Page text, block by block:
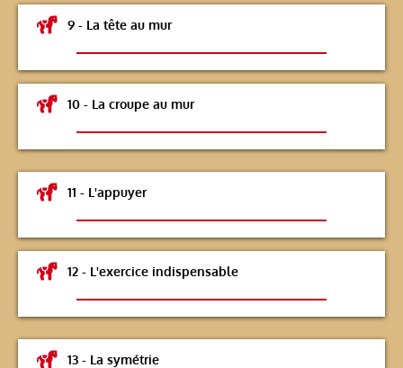
9 - La tête au mur
10 - La croupe au mur
11 - L'appuyer
12 - L'exercice indispensable
13 - La symétrie